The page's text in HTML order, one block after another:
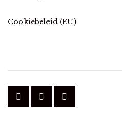
Cookiebeleid (EU)